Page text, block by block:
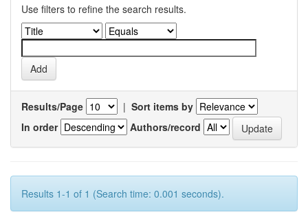
Use filters to refine the search results.
Results/Page | Sort items by
In order
Authors/record
Results 1-1 of 1 (Search time: 0.001 seconds).